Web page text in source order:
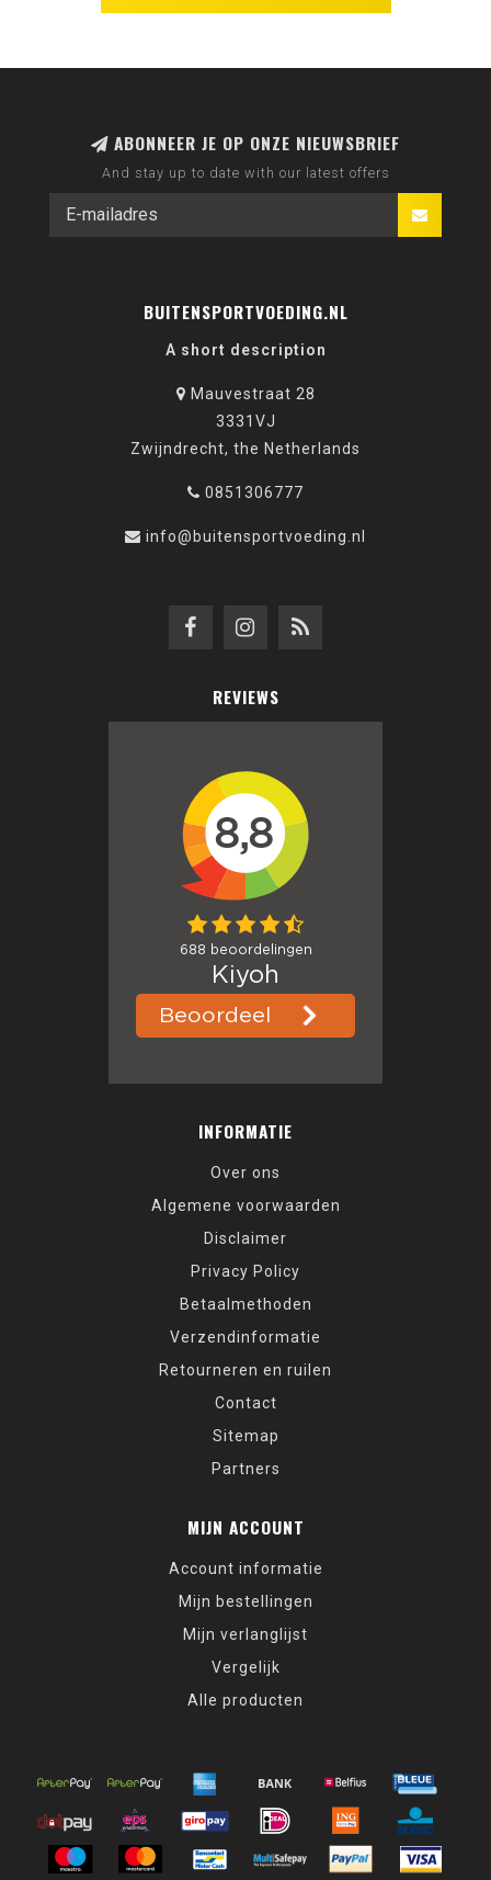
ABONNEER JE OP ONZE NIEUWSBRIEF
And stay up to date with our latest offers
BUITENSPORTVOEDING.NL
A short description
Mauvestraat 28
3331VJ
Zwijndrecht, the Netherlands
0851306777
info@buitensportvoeding.nl
REVIEWS
INFORMATIE
Over ons
Algemene voorwaarden
Disclaimer
Privacy Policy
Betaalmethoden
Verzendinformatie
Retourneren en ruilen
Contact
Sitemap
Partners
MIJN ACCOUNT
Account informatie
Mijn bestellingen
Mijn verlanglijst
Vergelijk
Alle producten